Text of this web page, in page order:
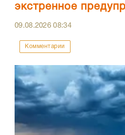
экстренное
09.08.202608:34
Комментарии